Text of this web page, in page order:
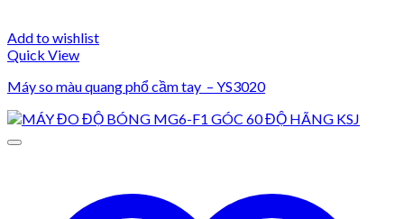
Add to wishlist
Quick View
Máy so màu quang phổ cầm tay – YS3020